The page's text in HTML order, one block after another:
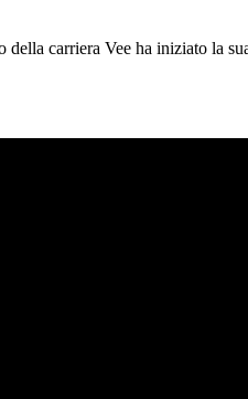
carriera Vee ha iniziato la